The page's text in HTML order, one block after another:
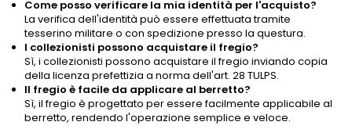
Come posso verificare la mia identità per l'acquisto?
La verifica dell'identità può essere effettuata tramite
tesserino militare o con spedizione presso la questura.
I collezionisti possono acquistare il fregio?
Sì, i collezionisti possono acquistare il fregio inviando copia
della licenza prefettizia a norma dell'art. 28 TULPS.
Il fregio è facile da applicare al berretto?
Sì, il fregio è progettato per essere facilmente applicabile al
berretto, rendendo l'operazione semplice e veloce.